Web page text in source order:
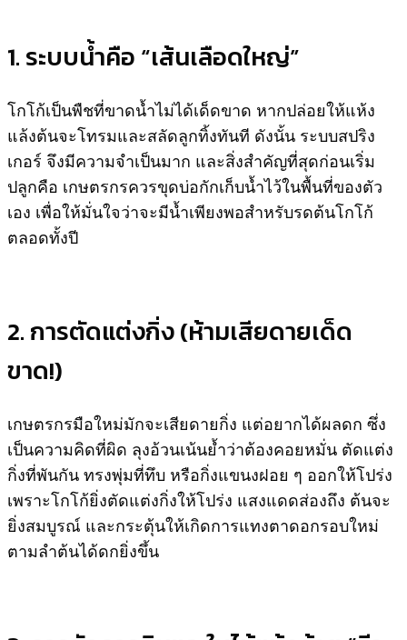
1. ระบบน้ำคือ “เส้นเลือดใหญ่”
โกโก้เป็นพืชที่ขาดน้ำไม่ได้เด็ดขาด หากปล่อยให้แห้ง
แล้งต้นจะโทรมและสลัดลูกทิ้งทันที ดังนั้น ระบบสปริง
เกอร์ จึงมีความจำเป็นมาก และสิ่งสำคัญที่สุดก่อนเริ่ม
ปลูกคือ เกษตรกรควรขุดบ่อกักเก็บน้ำไว้ในพื้นที่ของตัว
เอง เพื่อให้มั่นใจว่าจะมีน้ำเพียงพอสำหรับรดต้นโกโก้
ตลอดทั้งปี
2. การตัดแต่งกิ่ง (ห้ามเสียดายเด็ด
ขาด!)
เกษตรกรมือใหม่มักจะเสียดายกิ่ง แต่อยากได้ผลดก ซึ่ง
เป็นความคิดที่ผิด ลุงอ้วนเน้นย้ำว่าต้องคอยหมั่น ตัดแต่ง
กิ่งที่พันกัน ทรงพุ่มที่ทึบ หรือกิ่งแขนงฝอย ๆ ออกให้โปร่ง
เพราะโกโก้ยิ่งตัดแต่งกิ่งให้โปร่ง แสงแดดส่องถึง ต้นจะ
ยิ่งสมบูรณ์ และกระตุ้นให้เกิดการแทงตาดอกรอบใหม่
ตามลำต้นได้ดกยิ่งขึ้น